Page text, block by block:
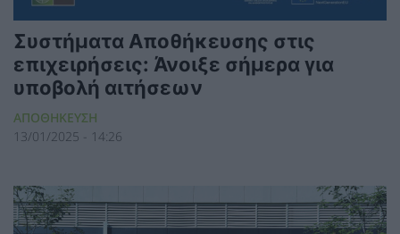
Συστήματα Αποθήκευσης στις
επιχειρήσεις: Άνοιξε σήμερα για
υποβολή αιτήσεων
ΑΠΟΘΗΚΕΥΣΗ
13/01/2025 - 14:26